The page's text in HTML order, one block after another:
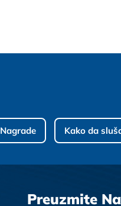
Nagrade Kako da
Preuzmite